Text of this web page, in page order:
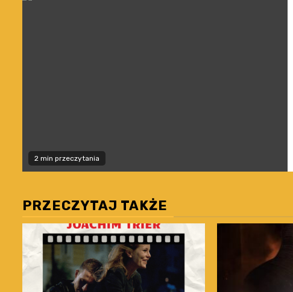
2 min przeczytania
PRZECZYTAJ TAKŻE